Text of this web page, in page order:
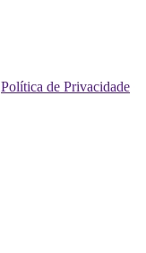
Política de Privacidade